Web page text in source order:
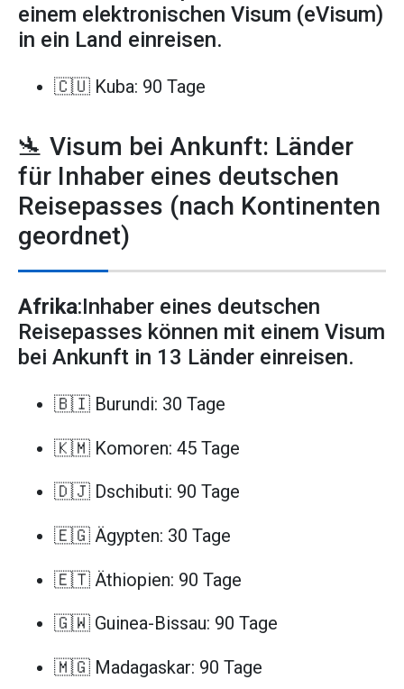
einem elektronischen Visum (eVisum)
in ein Land einreisen.
🇨🇺 Kuba: 90 Tage
🛬 Visum bei Ankunft: Länder
für Inhaber eines deutschen
Reisepasses (nach Kontinenten
geordnet)
Afrika:Inhaber eines deutschen
Reisepasses können mit einem Visum
bei Ankunft in 13 Länder einreisen.
🇧🇮 Burundi: 30 Tage
🇰🇲 Komoren: 45 Tage
🇩🇯 Dschibuti: 90 Tage
🇪🇬 Ägypten: 30 Tage
🇪🇹 Äthiopien: 90 Tage
🇬🇼 Guinea-Bissau: 90 Tage
🇲🇬 Madagaskar: 90 Tage